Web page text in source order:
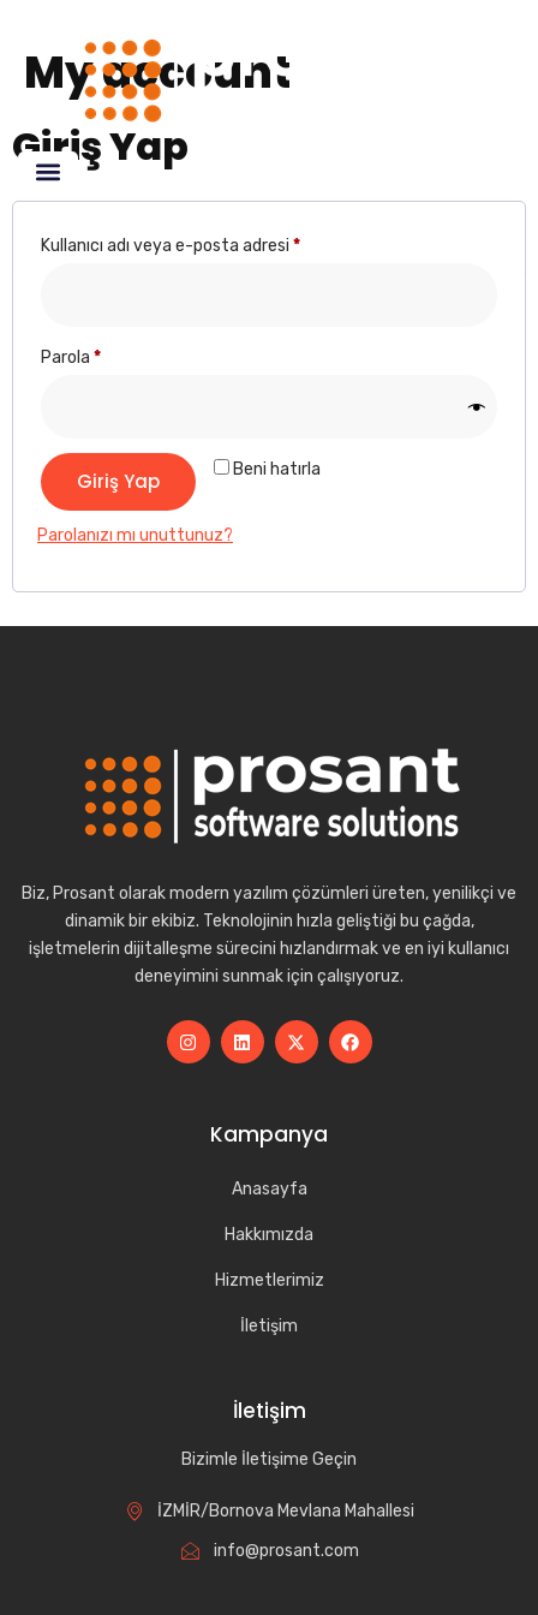
My account
Giriş Yap
Kullanıcı adı veya e-posta adresi *
Parola *
Beni hatırla
Giriş Yap
Parolanızı mı unuttunuz?
Biz, Prosant olarak modern yazılım çözümleri üreten, yenilikçi ve
dinamik bir ekibiz. Teknolojinin hızla geliştiği bu çağda,
işletmelerin dijitalleşme sürecini hızlandırmak ve en iyi kullanıcı
deneyimini sunmak için çalışıyoruz.
Kampanya
Anasayfa
Hakkımızda
Hizmetlerimiz
İletişim
İletişim
Bizimle İletişime Geçin
İZMİR/Bornova Mevlana Mahallesi
info@prosant.com